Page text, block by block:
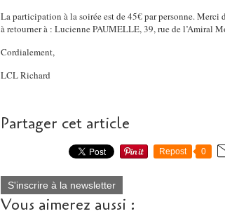
La participation à la soirée est de 45€ par personne.
à retourner à : Lucienne PAUMELLE, 39, rue de l’Amiral
Cordialement,
LCL Richard
Partager cet article
Repost 0
S'inscrire à la newsletter
Vous aimerez aussi :